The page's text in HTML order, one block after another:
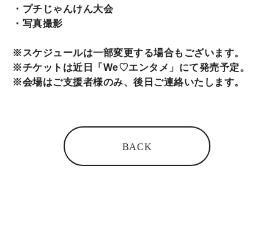
・プチじゃんけん大会
・写真撮影
※スケジュールは一部変更する場合もございます。
※チケットは近日「We♡エンタメ」にて発売予定。
※会場はご支援者様のみ、後日ご連絡いたします。
BACK